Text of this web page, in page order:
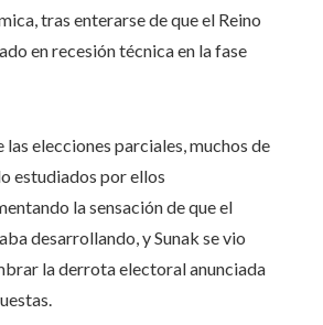
tras enterarse de que el Reino
en recesión técnica en la fase
las elecciones parciales, muchos de
estudiados por ellos
la sensación de que el
desarrollando, y Sunak se vio
la derrota electoral anunciada